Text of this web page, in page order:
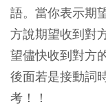
語。當你表示期
方說期望收到對
望儘快收到對方
後面若是接動詞
考！！